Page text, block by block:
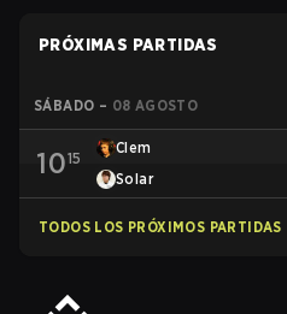
PRÓXIMAS PARTIDAS
SÁBADO – 08 AGOSTO
1015
Clem
Solar
TODOS LOS PRÓXIMOS PARTIDAS